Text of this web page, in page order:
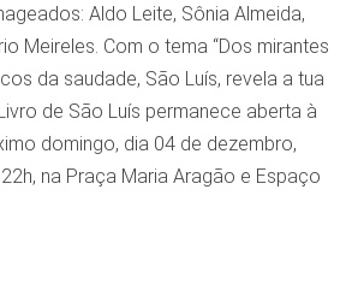
Aldo Leite, Sônia Almeida,
Meireles. Com o tema “Dos mirantes
da saudade, São Luís, revela a tua
de São Luís permanece aberta à
domingo, dia 04 de dezembro,
na Praça Maria Aragão e Espaço